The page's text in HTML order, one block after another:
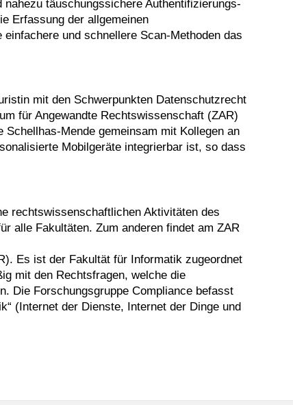
täuschungssichere Authentifizierungs-
Erfassung der allgemeinen
und schnellere Scan-Methoden das
mit den Schwerpunkten Datenschutzrecht
für Angewandte Rechtswissenschaft (ZAR)
Mende gemeinsam mit Kollegen an
Mobilgeräte integrierbar ist, so dass
rechtswissenschaftlichen Aktivitäten des
alle Fakultäten. Zum anderen findet am ZAR
Es ist der Fakultät für Informatik zugeordnet
mit den Rechtsfragen, welche die
Die Forschungsgruppe Compliance befasst
(Internet der Dienste, Internet der Dinge und